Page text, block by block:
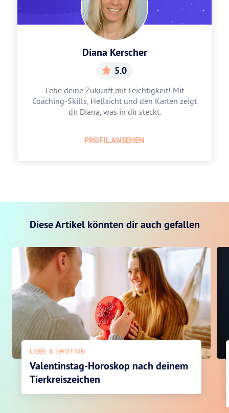
Diana Kerscher
5.0
Lebe deine Zukunft mit Leichtigkeit! Mit
Coaching-Skills, Hellsicht und den Karten zeigt
dir Diana, was in dir steckt.
PROFIL ANSEHEN
Diese Artikel könnten dir auch gefallen
LIEBE & EMOTION
Valentinstag-Horoskop nach deinem
Tierkreiszeichen